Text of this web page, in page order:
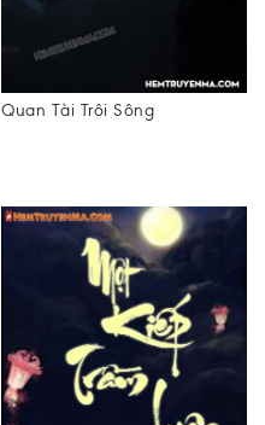
Oan Hồn Cha Già